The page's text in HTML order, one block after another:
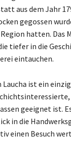
aus dem Jahr
gegossen
hatten. Das
tiefer in die
eintauchen.
Laucha ist ein
geeignet ist.
in die
einen Besuch